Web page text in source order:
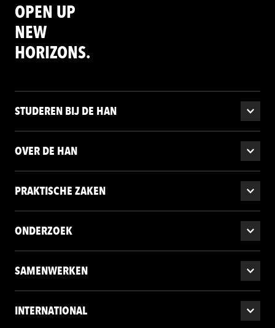
OPEN UP
NEW
HORIZONS.
STUDEREN BIJ DE HAN
OVER DE HAN
PRAKTISCHE ZAKEN
ONDERZOEK
SAMENWERKEN
INTERNATIONAL